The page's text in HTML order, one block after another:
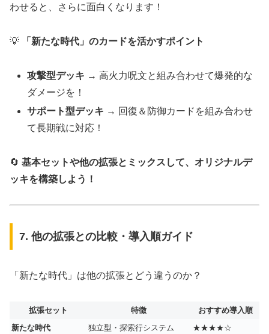
わせると、さらに面白くなります！
💡 「新たな時代」のカードを活かすポイント
攻撃型デッキ → 高火力呪文と組み合わせて爆発的な
ダメージを！
サポート型デッキ → 回復＆防御カードを組み合わせ
て長期戦に対応！
🔄 基本セットや他の拡張とミックスして、オリジナルデ
ッキを構築しよう！
7. 他の拡張との比較・導入順ガイド
「新たな時代」は他の拡張とどう違うのか？
拡張セット 特徴
おすすめ導入順
新たな時代
独立型・探索行システム
★★★★☆